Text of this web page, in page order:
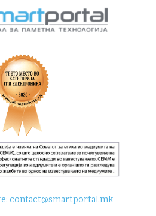
contact@smartportal.mk